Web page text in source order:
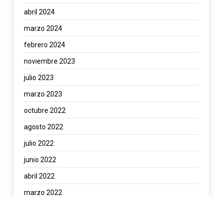
abril 2024
marzo 2024
febrero 2024
noviembre 2023
julio 2023
marzo 2023
octubre 2022
agosto 2022
julio 2022
junio 2022
abril 2022
marzo 2022